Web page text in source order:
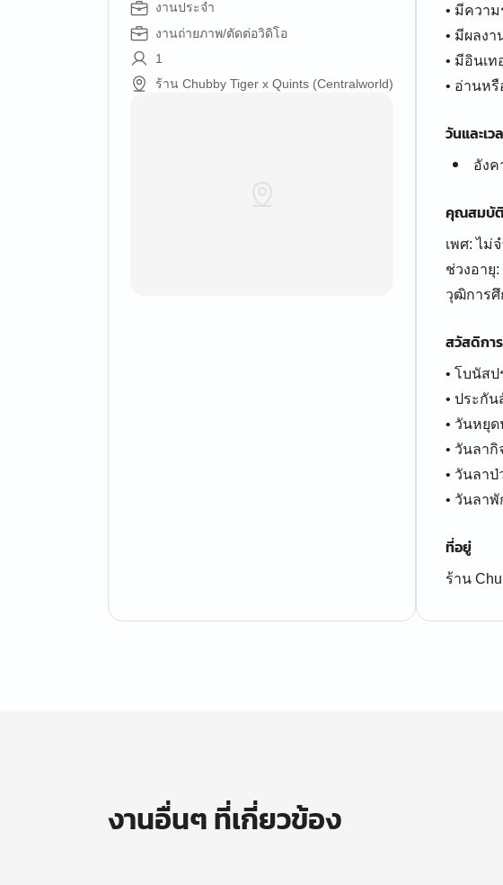
งานประจำ
งานถ่ายภาพ/ตัดต่อวิดิโอ
1
ร้าน Chubby Tiger x Quints (Centralworld)
• มีความ
• มีผลง
• มีอินเท
• อ่านห
วันและเว
อังค
คุณสมบั
เพศ: ไม่
ช่วงอายุ:
สวัสดิการ
• โบนัสป
• ประกัน
• วันหยุ
• วันลากิ
• วันลาป่
• วันลาพั
ที่อยู่
ร้าน
งานอื่นๆ ที่เกี่ยวข้อง